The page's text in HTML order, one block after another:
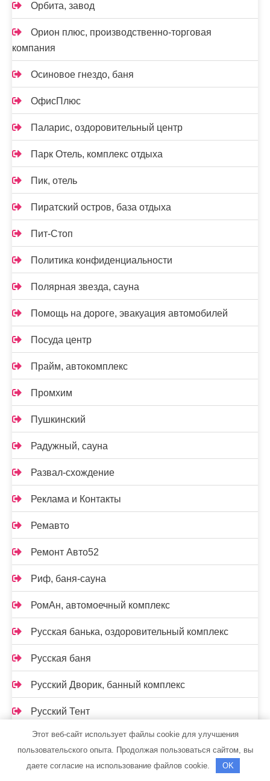
Орбита, завод
Орион плюс, производственно-торговая
компания
Осиновое гнездо, баня
ОфисПлюс
Паларис, оздоровительный центр
Парк Отель, комплекс отдыха
Пик, отель
Пиратский остров, база отдыха
Пит-Стоп
Политика конфиденциальности
Полярная звезда, сауна
Помощь на дороге, эвакуация автомобилей
Посуда центр
Прайм, автокомплекс
Промхим
Пушкинский
Радужный, сауна
Развал-схождение
Реклама и Контакты
Ремавто
Ремонт Авто52
Риф, баня-сауна
РомАн, автомоечный комплекс
Русская банька, оздоровительный комплекс
Русская баня
Русский Дворик, банный комплекс
Русский Тент
С легким паром, сауна
Садовый центр
Этот веб-сайт использует файлы cookie для улучшения
пользовательского опыта. Продолжая пользоваться сайтом, вы
даете согласие на использование файлов cookie.
OK